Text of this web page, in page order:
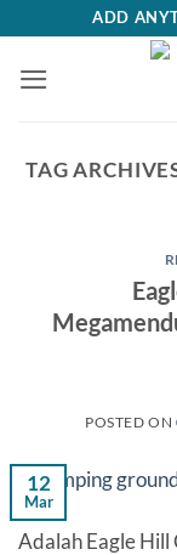
content
ADD
TAG
POSTED ON
12
Mar
Adalah Eagle Hill